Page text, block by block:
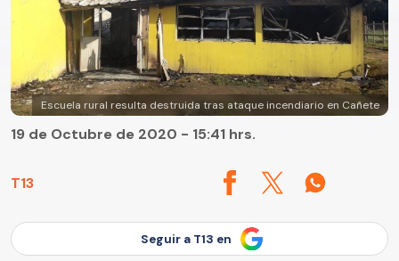
Escuela rural resulta destruida tras ataque incendiario en Cañete
T13
19 de Octubre de 2020 - 15:41 hrs.
Seguir a T13 en